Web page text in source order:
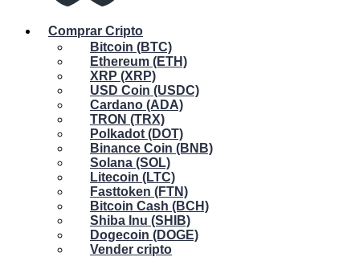
Comprar Cripto
Bitcoin (BTC)
Ethereum (ETH)
XRP (XRP)
USD Coin (USDC)
Cardano (ADA)
TRON (TRX)
Polkadot (DOT)
Binance Coin (BNB)
Solana (SOL)
Litecoin (LTC)
Fasttoken (FTN)
Bitcoin Cash (BCH)
Shiba Inu (SHIB)
Dogecoin (DOGE)
Vender cripto